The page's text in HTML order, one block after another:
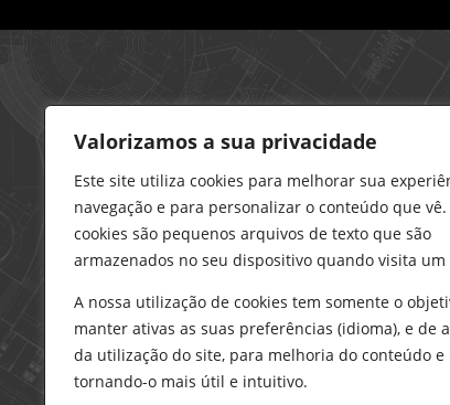
Valorizamos a sua privacidade
Este site utiliza cookies para melhorar sua
navegação e para personalizar o conteúdo que vê.
cookies são pequenos arquivos de texto que são
armazenados no seu dispositivo quando visita um
A nossa utilização de cookies tem somente o
manter ativas as suas preferências (idioma), e de
da utilização do site, para melhoria do conteúdo e
tornando-o mais útil e intuitivo.
21 296 0195
912 606 251
charneca@delarobia.pt
R. António Andrade, 1116
2820-287 • Charneca da Caparica
Loja – Tires
214 453 329
919 865 192